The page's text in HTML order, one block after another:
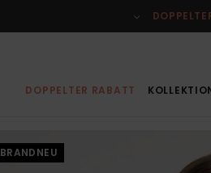
DOPPELTER RABATT
BRANDNEU